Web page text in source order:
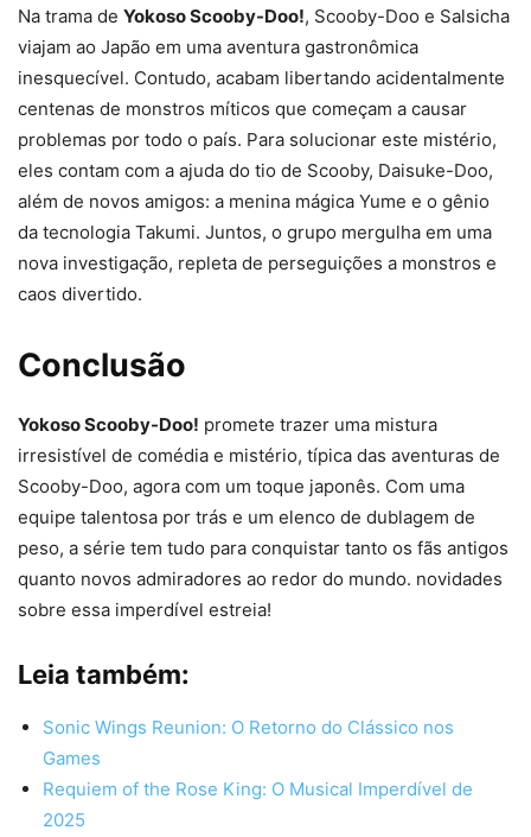
Na trama de Yokoso Scooby-Doo!, Scooby-Doo e Salsicha
viajam ao Japão em uma aventura gastronômica
inesquecível. Contudo, acabam libertando acidentalmente
centenas de monstros míticos que começam a causar
problemas por todo o país. Para solucionar este mistério,
eles contam com a ajuda do tio de Scooby, Daisuke-Doo,
além de novos amigos: a menina mágica Yume e o gênio
da tecnologia Takumi. Juntos, o grupo mergulha em uma
nova investigação, repleta de perseguições a monstros e
caos divertido.
Conclusão
Yokoso Scooby-Doo! promete trazer uma mistura
irresistível de comédia e mistério, típica das aventuras de
Scooby-Doo, agora com um toque japonês. Com uma
equipe talentosa por trás e um elenco de dublagem de
peso, a série tem tudo para conquistar tanto os fãs antigos
quanto novos admiradores ao redor do mundo. novidades
sobre essa imperdível estreia!
Leia também:
Sonic Wings Reunion: O Retorno do Clássico nos
Games
Requiem of the Rose King: O Musical Imperdível de
2025